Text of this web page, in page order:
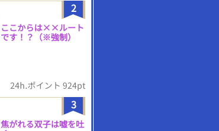
2
ここからは××ルート
です！？（※強制）
24h.ポイント 924pt
3
焦がれる双子は嘘を吐